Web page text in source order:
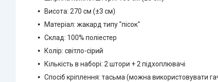
Висота: 270 см (±3 см)
Матеріал: жакард типу "пісок"
Склад: 100% поліестер
Колір: світло-сірий
Кількість в наборі: 2 штори + 2 підхоплювачі
Спосіб кріплення: тасьма (можна використовувати